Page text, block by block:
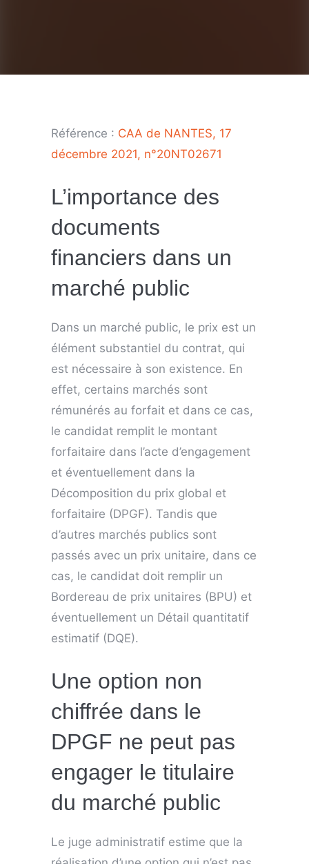
Référence : CAA de NANTES, 17
décembre 2021, n°20NT02671
L’importance des
documents
financiers dans un
marché public
Dans un marché public, le prix est un
élément substantiel du contrat, qui
est nécessaire à son existence. En
effet, certains marchés sont
rémunérés au forfait et dans ce cas,
le candidat remplit le montant
forfaitaire dans l’acte d’engagement
et éventuellement dans la
Décomposition du prix global et
forfaitaire (DPGF). Tandis que
d’autres marchés publics sont
passés avec un prix unitaire, dans ce
cas, le candidat doit remplir un
Bordereau de prix unitaires (BPU) et
éventuellement un Détail quantitatif
estimatif (DQE).
Une option non
chiffrée dans le
DPGF ne peut pas
engager le titulaire
du marché public
Le juge administratif estime que la